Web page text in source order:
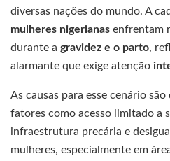
diversas nações do mundo. A
mulheres nigerianas enfrentam
durante a gravidez e o parto,
alarmante que exige atenção
As causas para esse cenário
fatores como acesso limitado a
infraestrutura precária e
mulheres, especialmente em